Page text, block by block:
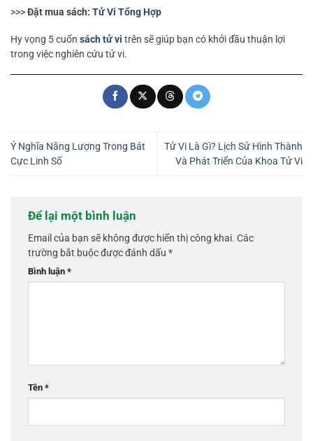
>>>Đặt mua sách: Tử Vi Tổng Hợp
Hy vọng 5 cuốn sách tử vi trên sẽ giúp bạn có khởi đầu thuận lợi
trong việc nghiên cứu tử vi.
Ý Nghĩa Năng Lượng Trong Bát
Cực Linh Số
Tử Vi Là Gì? Lịch Sử Hình Thành
Và Phát Triển Của Khoa Tử Vi
Để lại một bình luận
Email của bạn sẽ không được hiển thị công khai. Các
trường bắt buộc được đánh dấu *
Bình luận *
Tên *